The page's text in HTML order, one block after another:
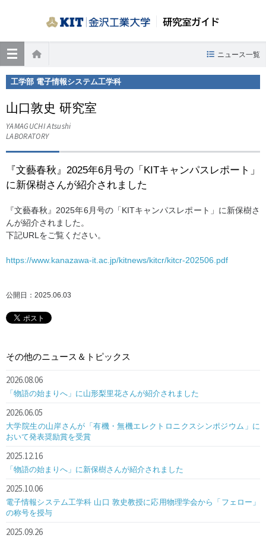
研究室ガイド
ホーム
ニュース一覧
工学部 電子情報システム工学科
山口敦史 研究室
YAMAGUCHI Atsushi
LABORATORY
『文藝春秋』2025年6月号の「KITキャンパスレポート」
に新保樹さんが紹介されました
『文藝春秋』2025年6月号の「KITキャンパスレポート」に新保樹さ
んが紹介されました。
下記URLをご覧ください。
https://www.kanazawa-it.ac.jp/kitnews/kitcr/kitcr-202506.pdf
公開日：2025.06.03
その他のニュース＆トピックス
2026.08.06
「物語の始まりへ」に山形梨里花さんが紹介されました
2026.06.05
大学院生の山岸さんが「有機・無機エレクトロニクスシンポジウム」に
おいて発表奨励賞を受賞
2025.12.16
「物語の始まりへ」に新保樹さんが紹介されました
2025.10.06
電子情報システム工学科 山口 敦史教授に応用物理学会から「フェロー」
の称号を授与
2025.09.26